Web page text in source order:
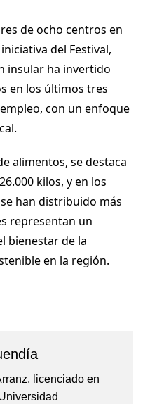
de ocho centros en
del Festival,
insular ha invertido
en los últimos tres
con un enfoque
alimentos, se destaca
kilos, y en los
han distribuido más
representan un
bienestar de la
en la región.
licenciado en